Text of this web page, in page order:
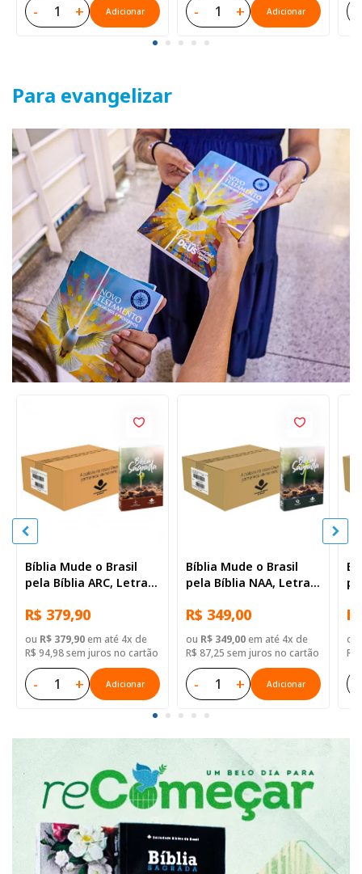
- + Adicionar - + Adicionar
Para evangelizar
Bíblia Mude o Brasil
pela Bíblia ARC, Letra
— 52 Biblias
R$ 379,90
ou R$ 379,90em até 4x de
R$ 94,98 sem juros no cartão
- + Adicionar
Bíblia Mude o Brasil
pela Bíblia NAA, Letra
— Mude Brasil
R$ 349,00
ou R$ 349,00em até 4x de
R$ 87,25 sem juros no cartão
- + Adicionar
—
ou
R$